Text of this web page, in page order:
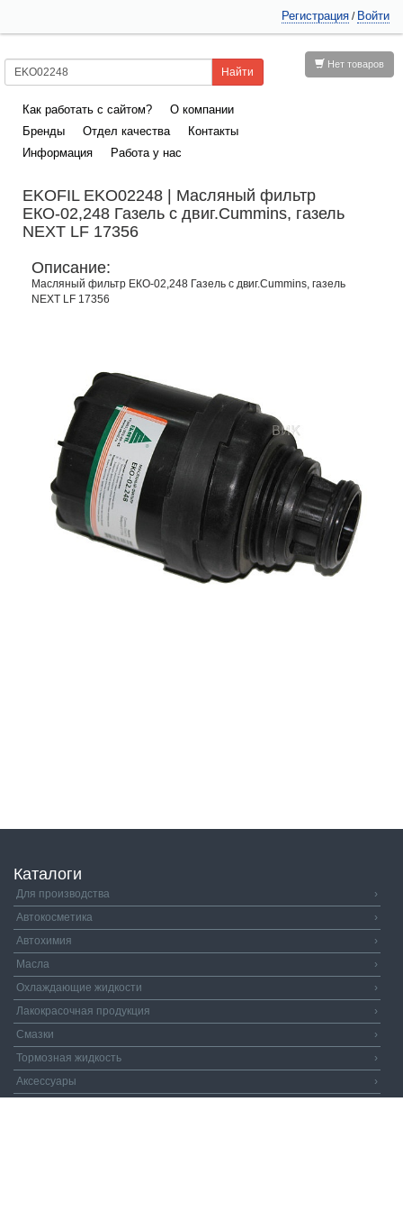
Регистрация / Войти
Нет товаров
Как работать с сайтом?
О компании
Бренды
Отдел качества
Контакты
Информация
Работа у нас
EKOFIL EKO02248 | Масляный фильтр
ЕКО-02,248 Газель с двиг.Cummins, газель
NEXT LF 17356
Описание:
Масляный фильтр ЕКО-02,248 Газель с двиг.Cummins, газель
NEXT LF 17356
Каталоги
Для производства
›
Автокосметика
›
Автохимия
›
Масла
›
Охлаждающие жидкости
›
Лакокрасочная продукция
›
Смазки
›
Тормозная жидкость
›
Аксессуары
›